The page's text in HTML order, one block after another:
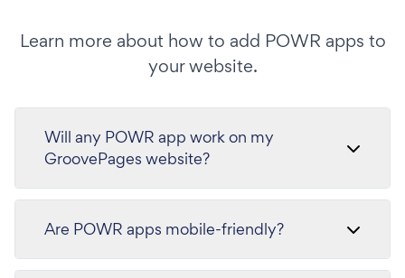
Learn more about how to add POWR apps to
your website.
Will any POWR app work on my
GroovePages website?
Are POWR apps mobile-friendly?